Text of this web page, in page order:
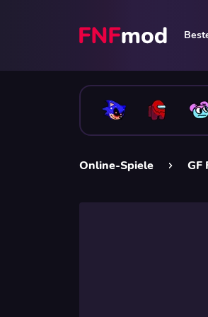
Online-Spiele GF